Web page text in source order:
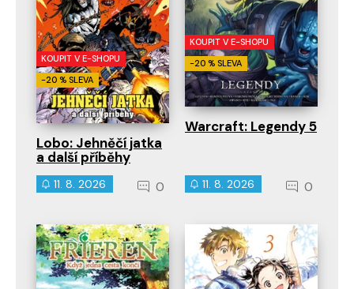
KOUPIT V E-SHOPU
-20 % SLEVA
Lobo: Jehněčí jatka
a další příběhy
11. 8. 2026 0
KOUPIT V E-SHOPU
-20 % SLEVA
Warcraft: Legendy 5
11. 8. 2026 0